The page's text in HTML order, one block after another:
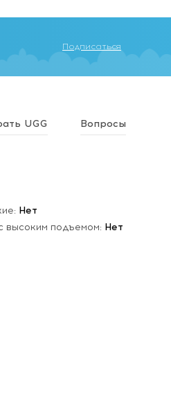
Подписаться
UGG Вопросы
Нет
высоким подъемом: Нет